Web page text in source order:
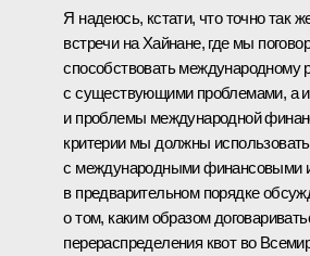
Я надеюсь, кстати, что точно так
встречи на Хайнане, где мы
способствовать международному
с существующими проблемами, а
и проблемы международной
критерии мы должны
с международными финансовыми
в предварительном порядке
о том, каким образом
перераспределения квот во